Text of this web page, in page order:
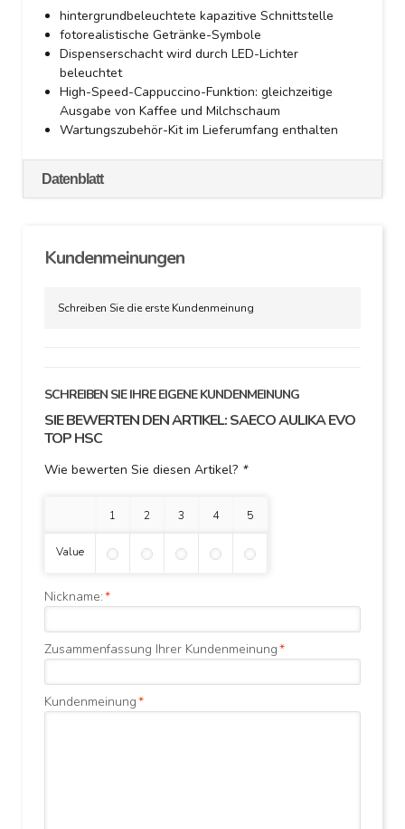
hintergrundbeleuchtete kapazitive Schnittstelle
fotorealistische Getränke-Symbole
Dispenserschacht wird durch LED-Lichter
beleuchtet
High-Speed-Cappuccino-Funktion: gleichzeitige
Ausgabe von Kaffee und Milchschaum
Wartungszubehör-Kit im Lieferumfang enthalten
Datenblatt
Kundenmeinungen
Schreiben Sie die erste Kundenmeinung
SCHREIBEN SIE IHRE EIGENE KUNDENMEINUNG
SIE BEWERTEN DEN ARTIKEL:SAECO AULIKA EVO
TOP HSC
Wie bewerten Sie diesen Artikel? *
1 Stern 2 Sterne3 Sterne4 Sterne5 Sterne
Value
*
Nickname:
*
Zusammenfassung Ihrer Kundenmeinung
*
Kundenmeinung